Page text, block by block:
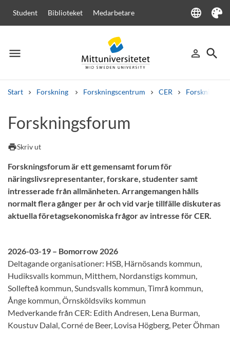
Student Biblioteket Medarbetare language
Language
Tema
menu
Meny person_outline
Logga in
search
Sök
Start Forskning Forskningscentrum CER Forskning
Andra söktjänster
Kurser och program
Forskningsforum
printSkriv ut
Forskningsforum är ett gemensamt forum för
näringslivsrepresentanter, forskare, studenter samt
intresserade från allmänheten. Arrangemangen hålls
normalt flera gånger per år och vid varje tillfälle diskuteras
aktuella företagsekonomiska frågor av intresse för CER.
2026-03-19 – Bomorrow 2026
Deltagande organisationer: HSB, Härnösands kommun,
Hudiksvalls kommun, Mitthem, Nordanstigs kommun,
Sollefteå kommun, Sundsvalls kommun, Timrå kommun,
Ånge kommun, Örnsköldsviks kommun
Medverkande från CER: Edith Andresen, Lena Burman,
Koustuv Dalal, Corné de Beer, Lovisa Högberg, Peter Öhman